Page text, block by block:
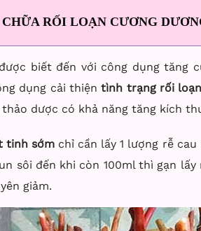
RỐI LOẠN CƯƠNG
biết đến với công dụng tăng
dụng cải thiệntình trạng rối
dược có khả năng tăng kích
tinh sớm chỉ cần lấy 1 lượng rễ
sôi đến khi còn 100ml thì gạn
giảm.